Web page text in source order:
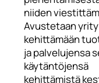
niiden
Avustetaan
kehittämään
ja palvelujensa
käytäntöjensä
kehittämistä